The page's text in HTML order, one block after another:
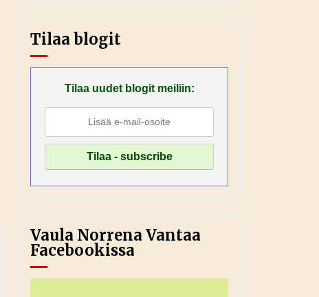
Tilaa blogit
Tilaa uudet blogit meiliin:
Vaula Norrena Vantaa
Facebookissa